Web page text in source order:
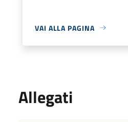
VAI ALLA PAGINA
Allegati